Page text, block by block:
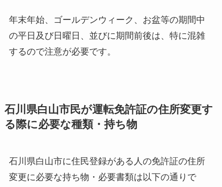
年末年始、ゴールデンウィーク、お盆等の期間中
の平日及び日曜日、並びに期間前後は、特に混雑
するので注意が必要です。
石川県白山市民が運転免許証の住所変更す
る際に必要な種類・持ち物
石川県白山市に住民登録がある人の免許証の住所
変更に必要な持ち物・必要書類は以下の通りで